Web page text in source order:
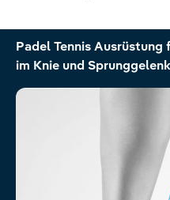
Produktgalerie
Padel Tennis
im Knie und Sprunggelenk